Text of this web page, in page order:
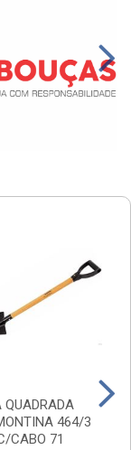
QUADRADA
464/3
CABO 71